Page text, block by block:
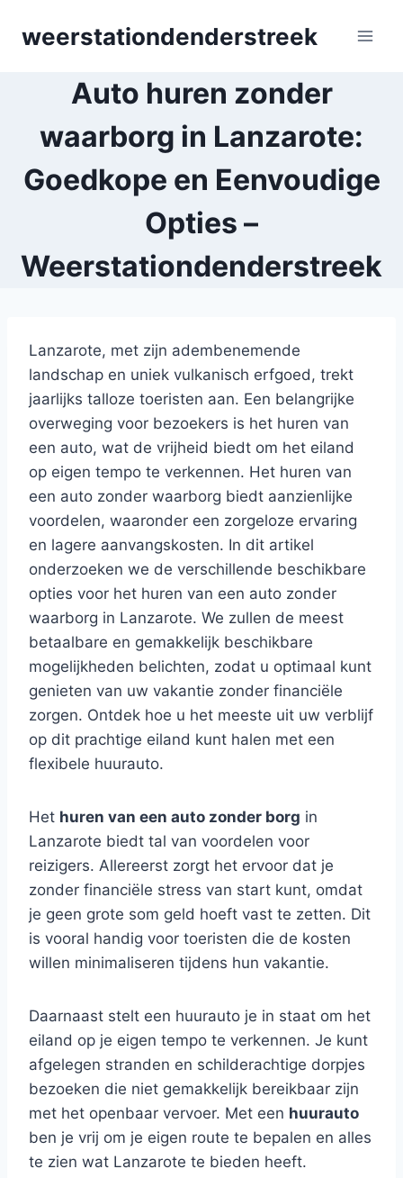
weerstationdenderstreek
Auto huren zonder
waarborg in Lanzarote:
Goedkope en Eenvoudige
Opties –
Weerstationdenderstreek
Lanzarote, met zijn adembenemende
landschap en uniek vulkanisch erfgoed, trekt
jaarlijks talloze toeristen aan. Een belangrijke
overweging voor bezoekers is het huren van
een auto, wat de vrijheid biedt om het eiland
op eigen tempo te verkennen. Het huren van
een auto zonder waarborg biedt aanzienlijke
voordelen, waaronder een zorgeloze ervaring
en lagere aanvangskosten. In dit artikel
onderzoeken we de verschillende beschikbare
opties voor het huren van een auto zonder
waarborg in Lanzarote. We zullen de meest
betaalbare en gemakkelijk beschikbare
mogelijkheden belichten, zodat u optimaal kunt
genieten van uw vakantie zonder financiële
zorgen. Ontdek hoe u het meeste uit uw verblijf
op dit prachtige eiland kunt halen met een
flexibele huurauto.
Het huren van een auto zonder borg in
Lanzarote biedt tal van voordelen voor
reizigers. Allereerst zorgt het ervoor dat je
zonder financiële stress van start kunt, omdat
je geen grote som geld hoeft vast te zetten. Dit
is vooral handig voor toeristen die de kosten
willen minimaliseren tijdens hun vakantie.
Daarnaast stelt een huurauto je in staat om het
eiland op je eigen tempo te verkennen. Je kunt
afgelegen stranden en schilderachtige dorpjes
bezoeken die niet gemakkelijk bereikbaar zijn
met het openbaar vervoer. Met een huurauto
ben je vrij om je eigen route te bepalen en alles
te zien wat Lanzarote te bieden heeft.